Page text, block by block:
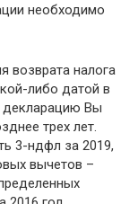
необходимо
возврата налога
либо датой в
декларацию Вы
трех лет.
3-ндфл за 2019,
вычетов –